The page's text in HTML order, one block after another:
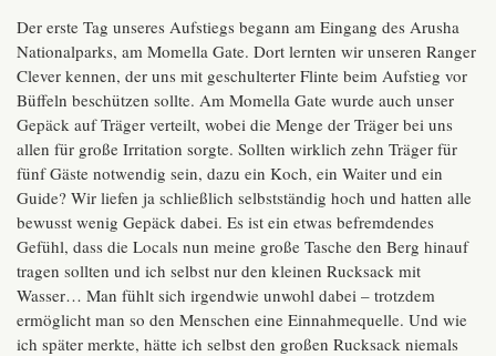
Der erste Tag unseres Aufstiegs begann am Eingang des Arusha
Nationalparks, am Momella Gate. Dort lernten wir unseren Ranger
Clever kennen, der uns mit geschulterter Flinte beim Aufstieg vor
Büffeln beschützen sollte. Am Momella Gate wurde auch unser
Gepäck auf Träger verteilt, wobei die Menge der Träger bei uns
allen für große Irritation sorgte. Sollten wirklich zehn Träger für
fünf Gäste notwendig sein, dazu ein Koch, ein Waiter und ein
Guide? Wir liefen ja schließlich selbstständig hoch und hatten alle
bewusst wenig Gepäck dabei. Es ist ein etwas befremdendes
Gefühl, dass die Locals nun meine große Tasche den Berg hinauf
tragen sollten und ich selbst nur den kleinen Rucksack mit
Wasser… Man fühlt sich irgendwie unwohl dabei – trotzdem
ermöglicht man so den Menschen eine Einnahmequelle. Und wie
ich später merkte, hätte ich selbst den großen Rucksack niemals